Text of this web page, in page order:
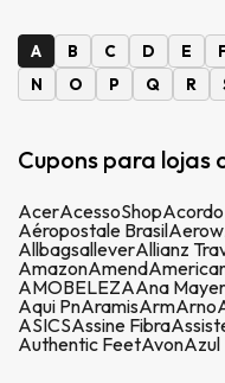
A B C D E
N
O P Q R
Cupons para lojas
AcerAcessoShop
Aéropostale BrasilAerow
AllbagsalleverAllianz
AmazonAmend
AMOBELEZAAna Mayer
Aqui PnAramisArmArno
ASICSAssine Fibra
Authentic FeetAvonAzul